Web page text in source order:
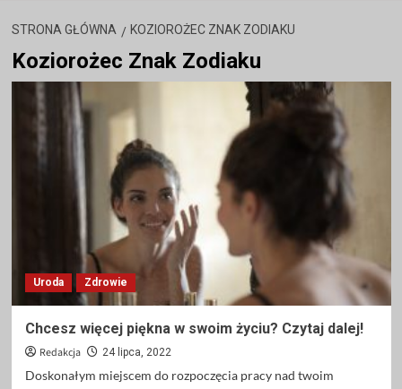
STRONA GŁÓWNA KOZIOROŻEC ZNAK ZODIAKU
Koziorożec Znak Zodiaku
Uroda Zdrowie
Chcesz więcej piękna w swoim życiu? Czytaj dalej!
Redakcja 24 lipca, 2022
Doskonałym miejscem do rozpoczęcia pracy nad twoim